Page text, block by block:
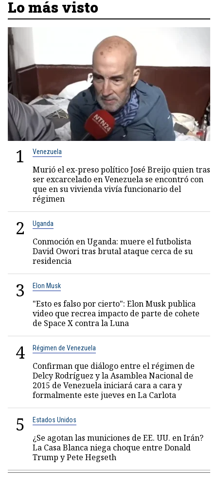
Lo más visto
1 Venezuela
Murió el ex-preso político José Breijo quien tras
ser excarcelado en Venezuela se encontró con
que en su vivienda vivía funcionario del
régimen
2 Uganda
Conmoción en Uganda: muere el futbolista
David Owori tras brutal ataque cerca de su
residencia
3 Elon Musk
"Esto es falso por cierto": Elon Musk publica
video que recrea impacto de parte de cohete
de Space X contra la Luna
4 Régimen de Venezuela
Confirman que diálogo entre el régimen de
Delcy Rodríguez y la Asamblea Nacional de
2015 de Venezuela iniciará cara a cara y
formalmente este jueves en La Carlota
5 Estados Unidos
¿Se agotan las municiones de EE. UU. en Irán?
La Casa Blanca niega choque entre Donald
Trump y Pete Hegseth